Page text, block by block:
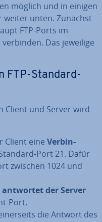
möglich und in einigen
weiter unten. Zunächst
FTP-Ports im
Das jeweilige
FTP-Standard-
Client und Server wird
Client eine Ver­bin­
Port 21. Dafür
zwischen 1024 und
antwortet der Server
Port.
die Antwort des